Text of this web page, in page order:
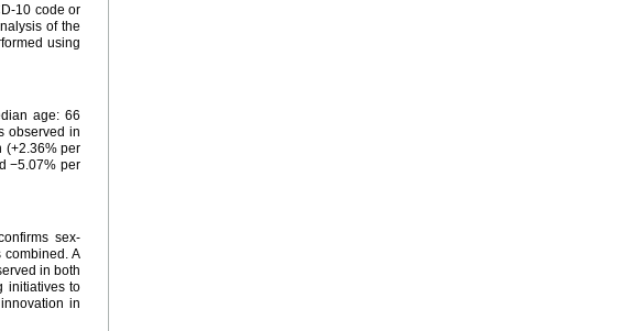
10 code or
of the
using
age: 66
observed in
(+2.36% per
−5.07% per
sex-
combined. A
in both
initiatives to
in